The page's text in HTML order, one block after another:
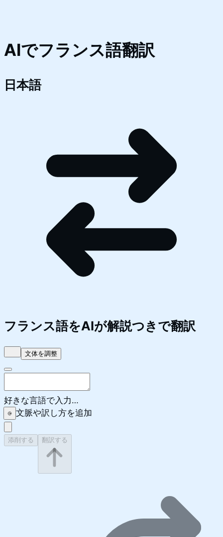
AIでフランス語翻訳
日本語
フランス語をAIが解説つきで翻訳
文体を調整
好きな言語で入力…
文脈や訳し方を追加
添削する 翻訳する